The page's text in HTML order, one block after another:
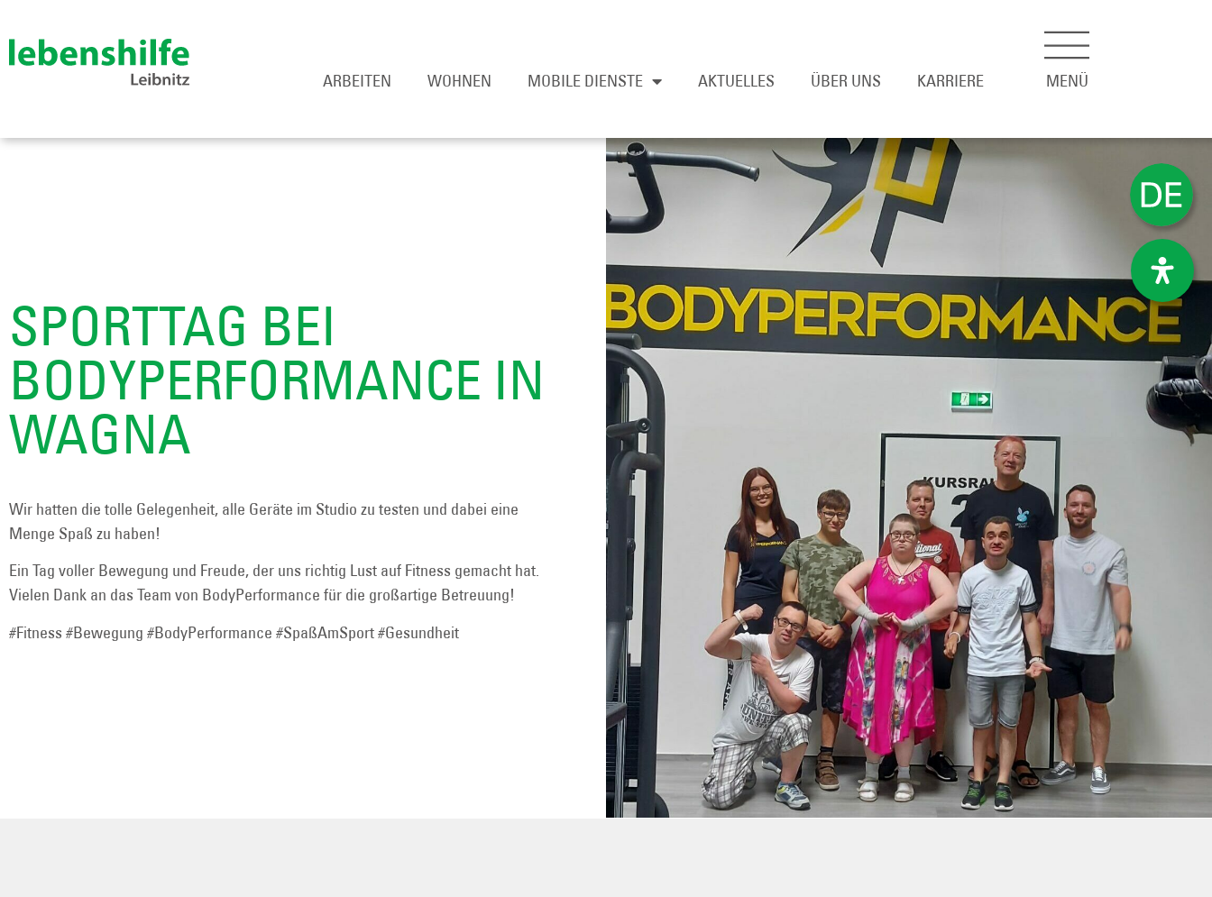
ARBEITEN WOHNEN MOBILE DIENSTE AKTUELLES ÜBER UNS KARRIERE MENÜ
SPORTTAG BEI
BODYPERFORMANCE IN
WAGNA
Wir hatten die tolle Gelegenheit, alle Geräte im Studio zu testen und dabei eine
Menge Spaß zu haben!
Ein Tag voller Bewegung und Freude, der uns richtig Lust auf Fitness gemacht hat.
Vielen Dank an das Team von BodyPerformance für die großartige Betreuung!
#Fitness #Bewegung #BodyPerformance #SpaßAmSport #Gesundheit